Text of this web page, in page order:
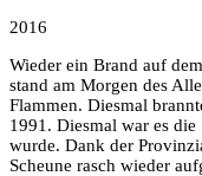
2016
Wieder ein Brand auf
stand am Morgen des
Flammen. Diesmal
1991. Diesmal war es
wurde. Dank der
Scheune rasch wieder